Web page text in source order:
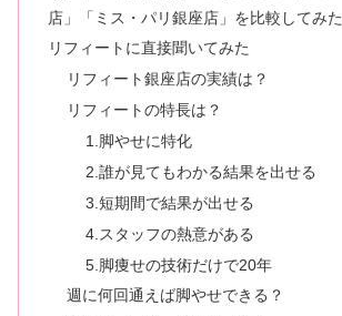
店」「ミス・パリ銀座店」を比較してみた
リフィートに直接聞いてみた
リフィート銀座店の実績は？
リフィートの特長は？
1.脚やせに特化
2.誰が見てもわかる結果を出せる
3.短期間で結果が出せる
4.スタッフの熱意がある
5.脚痩せの技術だけで20年
週に何回通えば脚やせできる？